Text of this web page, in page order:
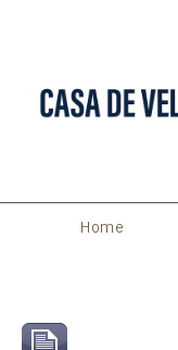
Home